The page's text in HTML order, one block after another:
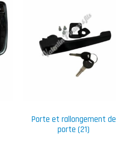
Porte et rallongement de
porte (21)